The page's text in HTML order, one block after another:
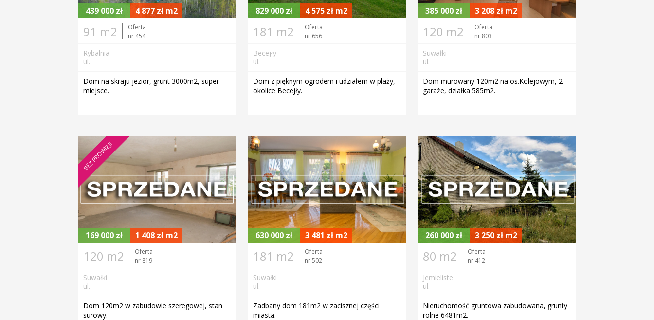
439 000 zł 4 877 zł m2
91 m2
Oferta
nr 454
Rybalnia
ul.
Dom na skraju jezior, grunt 3000m2, super
miejsce.
829 000 zł 4 575 zł m2
181 m2
Oferta
nr 656
Becejły
ul.
Dom z pięknym ogrodem i udziałem w plaży,
okolice Becejły.
385 000 zł 3 208 zł m2
120 m2
Oferta
nr 803
Suwałki
ul.
Dom murowany 120m2 na os.Kolejowym, 2
garaże, działka 585m2.
BEZ PROWIZJI
169 000 zł 1 408 zł m2
120 m2
Oferta
nr 819
Suwałki
ul.
Dom 120m2 w zabudowie szeregowej, stan
surowy.
630 000 zł 3 481 zł m2
181 m2
Oferta
nr 502
Suwałki
ul.
Zadbany dom 181m2 w zacisznej części
miasta.
260 000 zł 3 250 zł m2
80 m2
Oferta
nr 412
Jemieliste
ul.
Nieruchomość gruntowa zabudowana, grunty
rolne 6481m2.